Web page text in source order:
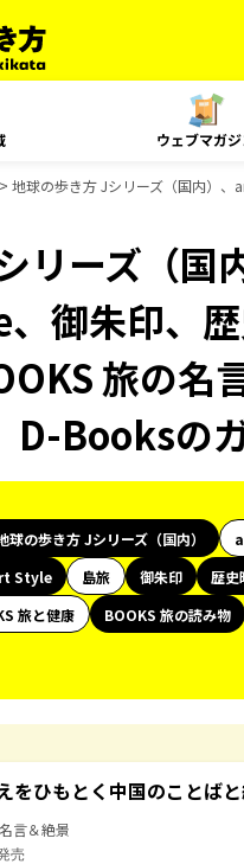
ウェブマガ
地球の歩き方 Jシリーズ（国内）、
リーズ（
御朱印、
旅の名
D-Booksの
球の歩き方 Jシリーズ（国内）
Style 島旅 御朱印 歴史
旅と健康 BOOKS 旅の読み物
をひもとく中国のことば
言＆絶景
売